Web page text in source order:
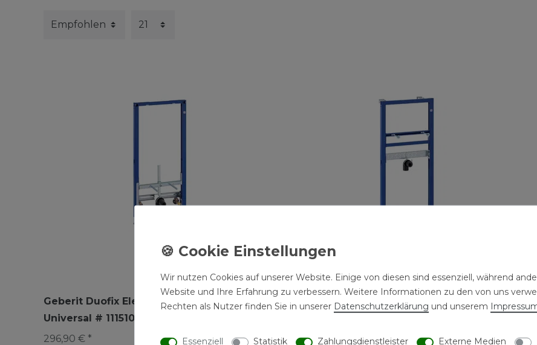
Geberit Duofix Element für Bidet 112 cm
Universal # 111510001
296,90 € *
Geberit DuofixBasic Montageelement für
458404001
Wir nutzen Cookies auf unserer Website. Einige von diesen sind essenziell, während
Website und Ihre Erfahrung zu verbessern. Weitere Informationen zu den von uns
Rechten als Nutzer finden Sie in unserer Daten­schutz­erklärung und unserem
Essenziell Statistik Zahlungsdienstleister Externe Medien